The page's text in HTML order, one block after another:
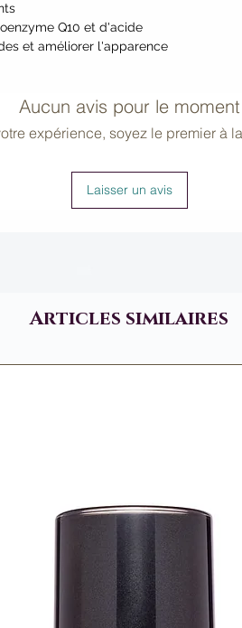
Q10 et d'acide
et améliorer l'apparence
Aucun avis pour le moment
expérience, soyez le premier à
Laisser un avis
Articles similaires